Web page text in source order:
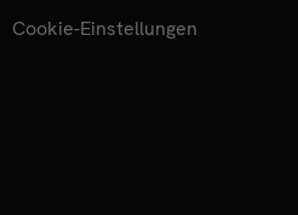
Cookie-Einstellungen